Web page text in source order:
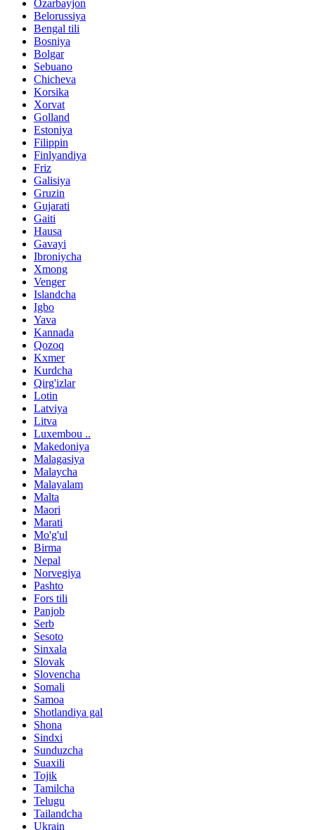
Ozarbayjon
Belorussiya
Bengal tili
Bosniya
Bolgar
Sebuano
Chicheva
Korsika
Xorvat
Golland
Estoniya
Filippin
Finlyandiya
Friz
Galisiya
Gruzin
Gujarati
Gaiti
Hausa
Gavayi
Ibroniycha
Xmong
Venger
Islandcha
Igbo
Yava
Kannada
Qozoq
Kxmer
Kurdcha
Qirg'izlar
Lotin
Latviya
Litva
Luxembou ..
Makedoniya
Malagasiya
Malaycha
Malayalam
Malta
Maori
Marati
Mo'g'ul
Birma
Nepal
Norvegiya
Pashto
Fors tili
Panjob
Serb
Sesoto
Sinxala
Slovak
Slovencha
Somali
Samoa
Shotlandiya gal
Shona
Sindxi
Sunduzcha
Suaxili
Tojik
Tamilcha
Telugu
Tailandcha
Ukrain